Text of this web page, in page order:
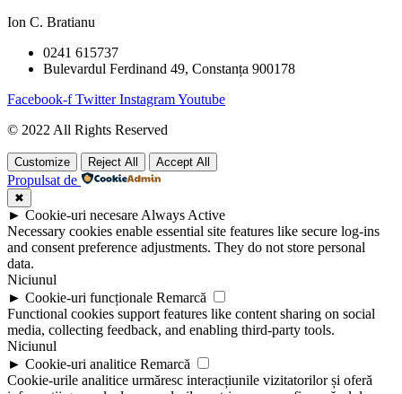
Ion C. Bratianu
0241 615737
Bulevardul Ferdinand 49, Constanța 900178
Facebook-f Twitter InstagramYoutube
© 2022 All Rights Reserved
Customize Reject All Accept All
Propulsat de
✖
► Cookie-uri necesare Always Active
Necessary cookies enable essential site features like secure log-ins
and consent preference adjustments. They do not store personal
data.
Niciunul
► Cookie-uri funcționale Remarcă
Functional cookies support features like content sharing on social
media, collecting feedback, and enabling third-party tools.
Niciunul
► Cookie-uri analitice Remarcă
Cookie-urile analitice urmăresc interacțiunile vizitatorilor și oferă